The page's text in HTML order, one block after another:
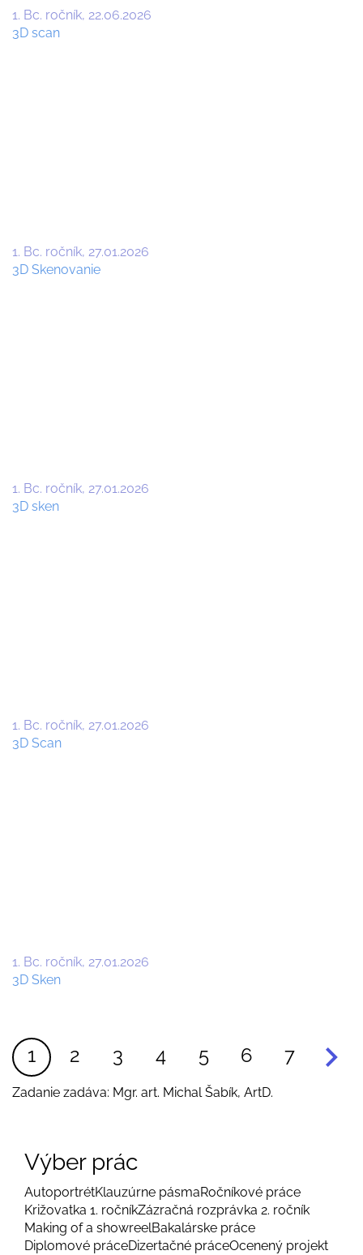
1. Bc. ročník 22.06.2026
3D scan
1. Bc. ročník 27.01.2026
3D Skenovanie
1. Bc. ročník 27.01.2026
3D sken
1. Bc. ročník 27.01.2026
3D Scan
1. Bc. ročník 27.01.2026
3D Sken
Pagination
Aktuálna
stránka
1 Page
2 Page
3 Page
4 Page
5 Page
6 Page
7
Zadanie zadáva: Mgr. art. Michal Šabík, ArtD.
Výber prác
AutoportrétKlauzúrne pásmaRočníkové práce
Križovatka 1. ročníkZázračná rozprávka 2. ročník
Making of a showreelBakalárske práce
Diplomové práceDizertačné práceOcenený projekt